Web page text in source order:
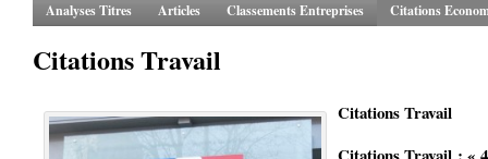
Analyses Titres Articles Classements Entreprises Citations
Citations Travail
Citations Travail